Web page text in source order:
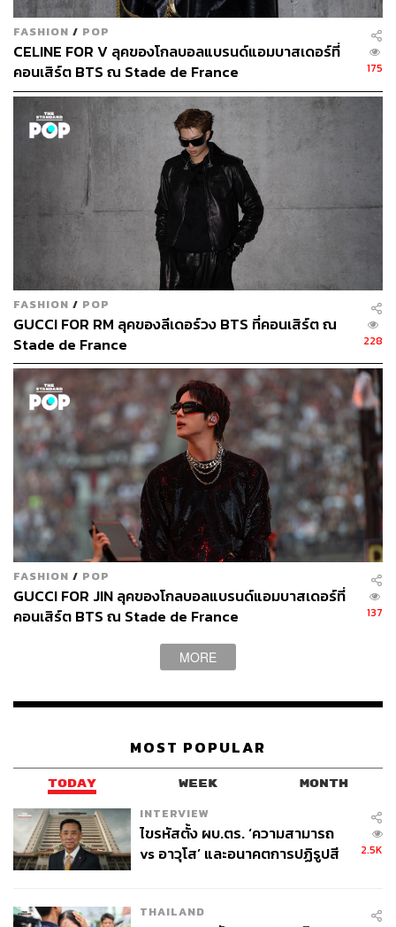
สมศักดิ์ จันทวิชชประภา
โปรดิวเซอร์ คอลัมนิสต์ และบรรณาธิการ ผู้
หลงใหลในความตื่นเต้นของกีฬาและความ
สงบของการอ่านหนังสือเงียบๆ
FASHION / POP
CELINE FOR V ลุคของโกลบอลแบรนด์แอมบาสเดอร์ที่
คอนเสิร์ต BTS ณ Stade de France
175
FASHION / POP
GUCCI FOR RM ลุคของลีเดอร์วง BTS ที่คอนเสิร์ต ณ
Stade de France
228
FASHION / POP
GUCCI FOR JIN ลุคของโกลบอลแบรนด์แอมบาสเดอร์ที่
คอนเสิร์ต BTS ณ Stade de France
137
MORE
MOST POPULAR
TODAY WEEK MONTH
INTERVIEW
ไขรหัสตั้ง ผบ.ตร. ‘ความสามารถ
vs อาวุโส’ และอนาคตการปฏิรูปสี
2.5K
THAILAND